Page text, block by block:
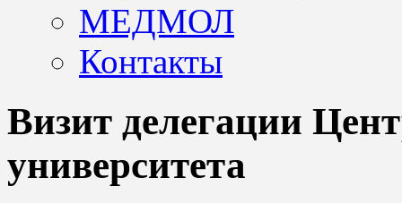
МЕДМОЛ
Контакты
Визит делегации
университета